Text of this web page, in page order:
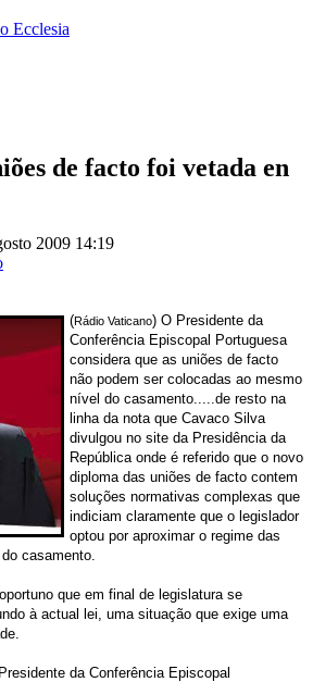
Ecclesia
de facto foi vetada en
2009 14:19
(Rádio Vaticano) O Presidente da
Conferência Episcopal Portuguesa
considera que as uniões de facto
não podem ser colocadas ao mesmo
nível do casamento.....de resto na
linha da nota que Cavaco Silva
divulgou no site da Presidência da
República onde é referido que o novo
diploma das uniões de facto contem
soluções normativas complexas que
indiciam claramente que o legislador
optou por aproximar o regime das
casamento.
que em final de legislatura se
à actual lei, uma situação que exige uma
da Conferência Episcopal